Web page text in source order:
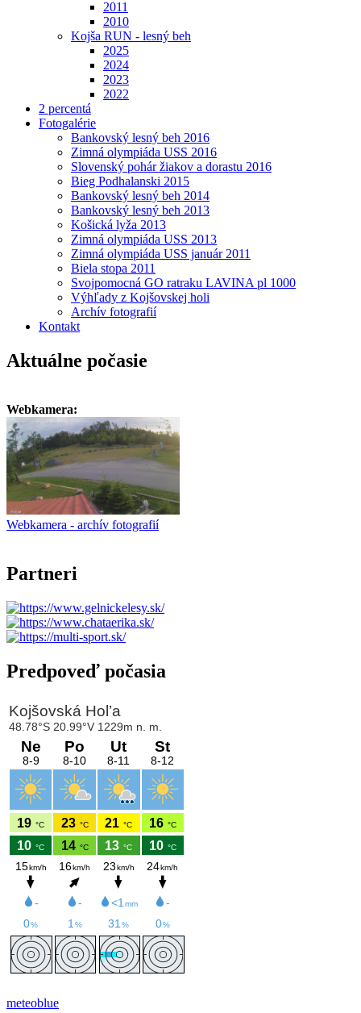
2011
2010
Kojša RUN - lesný beh
2025
2024
2023
2022
2 percentá
Fotogalérie
Bankovský lesný beh 2016
Zimná olympiáda USS 2016
Slovenský pohár žiakov a dorastu 2016
Bieg Podhalanski 2015
Bankovský lesný beh 2014
Bankovský lesný beh 2013
Košická lyža 2013
Zimná olympiáda USS 2013
Zimná olympiáda USS január 2011
Biela stopa 2011
Svojpomocná GO ratraku LAVINA pl 1000
Výhľady z Kojšovskej holi
Archív fotografií
Kontakt
Aktuálne počasie
Webkamera:
Webkamera - archív fotografií
Partneri
Predpoveď počasia
meteoblue